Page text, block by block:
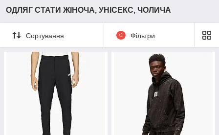
ОДЛЯГ СТАТИ ЖІНОЧА, УНІСЕКС, ЧОЛИЧА
Сортування 0 Фільтри